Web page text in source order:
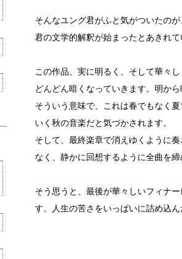
そんなユング君がふと気がついたの
君の文学的解釈が始まったとあきれ
この作品、実に明るく、そして華々
どんどん暗くなっていきます。明か
そういう意味で、これは春でもなく
いく秋の音楽だと気づかされます。
そして、最終楽章で消えゆくように
なく、静かに回想するように全曲を締
そう思うと、最後が華々しいフィナ
す。人生の苦さをいっぱいに詰め込ん